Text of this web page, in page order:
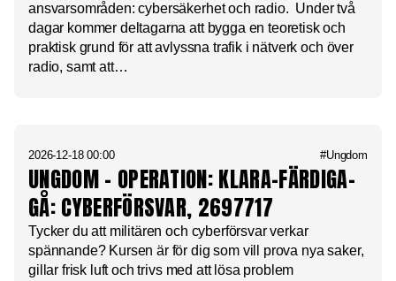
ansvarsområden: cybersäkerhet och radio. Under två
dagar kommer deltagarna att bygga en teoretisk och
praktisk grund för att avlyssna trafik i nätverk och över
radio, samt att…
2026-12-18 00:00 #Ungdom
UNGDOM – OPERATION: KLARA-FÄRDIGA-
GÅ: CYBERFÖRSVAR, 2697717
Tycker du att militären och cyberförsvar verkar
spännande? Kursen är för dig som vill prova nya saker,
gillar frisk luft och trivs med att lösa problem